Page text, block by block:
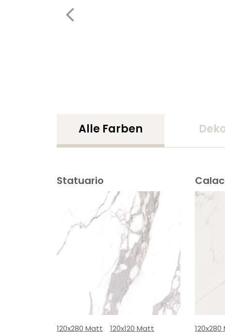
Alle Farben
Statuario
120x280 Matt
120x120 Matt